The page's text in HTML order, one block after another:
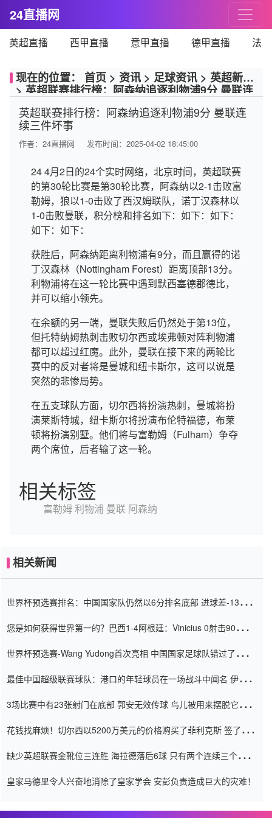
24直播网
英超直播 西甲直播 意甲直播 德甲直播 法
现在的位置： 首页 > 资讯 > 足球资讯 > 英超新闻
> 英超联赛排行榜：阿森纳追逐利物浦9分 曼联连
英超联赛排行榜：阿森纳追逐利物浦9分 曼联连
续三件坏事
作者： 24直播网 发布时间：2025-04-02 18:45:00
24 4月2日的24个实时网络，北京时间，英超联赛
的第30轮比赛是第30轮比赛，阿森纳以2-1击败富
勒姆，狼以1-0击败了西汉姆联队，诺丁汉森林以
1-0击败曼联，积分榜和排名如下：如下：如下：
如下：如下：
获胜后，阿森纳距离利物浦有9分，而且赢得的诺
丁汉森林（Nottingham Forest）距离顶部13分。
利物浦将在这一轮比赛中遇到默西塞德郡德比，
并可以缩小领先。
在余额的另一端，曼联失败后仍然处于第13位，
但托特纳姆热刺击败切尔西或埃弗顿对阵利物浦
都可以超过红魔。此外，曼联在接下来的两轮比
赛中的反对者将是曼城和纽卡斯尔，这可以说是
突然的悲惨局势。
在五支球队方面，切尔西将扮演热刺，曼城将扮
演莱斯特城，纽卡斯尔将扮演布伦特福德，布莱
顿将扮演别墅。他们将与富勒姆（Fulham）争夺
两个席位，后者输了这一轮。
相关标签
富勒姆利物浦 曼联 阿森纳
相关新闻
世界杯预选赛排名：中国国家队仍然以6分排名底部 进球差-13令人
您是如何获得世界第一的？巴西1-4阿根廷：Vinicius 0射击90分钟
世界杯预选赛-Wang Yudong首次亮相 中国国家足球队错过了世界
最佳中国超级联赛球队：港口的年轻球员在一场战斗中闻名 伊万放
3场比赛中有23张射门在底部 郭安无效传球 鸟儿被用来摆脱它
花钱找麻烦！切尔西以5200万美元的价格购买了菲利克斯 签了7年
缺少英超联赛金靴位三连胜 海拉德落后6球 只有两个连续三个连续
皇家马德里令人兴奋地消除了皇家学会 安彭负责造成巨大的灾难！